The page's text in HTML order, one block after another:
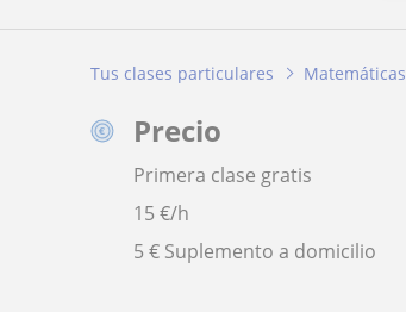
Tus clases particulares Matemáticas
Precio
Primera clase gratis
15€/h
5 € Suplemento a domicilio